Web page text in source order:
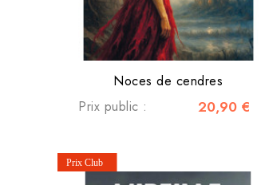
Noces de cendres
Prix public :
20,90 €